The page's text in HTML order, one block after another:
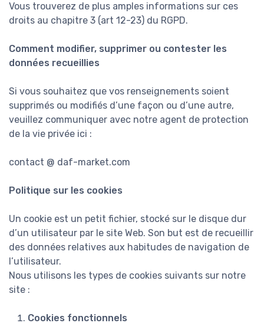
Vous trouverez de plus amples informations sur ces
droits au chapitre 3 (art 12-23) du RGPD.
Comment modifier, supprimer ou contester les
données recueillies
Si vous souhaitez que vos renseignements soient
supprimés ou modifiés d’une façon ou d’une autre,
veuillez communiquer avec notre agent de protection
de la vie privée ici :
contact @ daf-market.com
Politique sur les cookies
Un cookie est un petit fichier, stocké sur le disque dur
d’un utilisateur par le site Web. Son but est de recueillir
des données relatives aux habitudes de navigation de
l’utilisateur.
Nous utilisons les types de cookies suivants sur notre
site :
Cookies fonctionnels